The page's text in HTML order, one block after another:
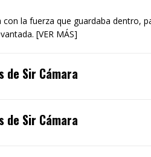
con la fuerza que guardaba dentro,
[VER MÁS]
de Sir Cámara
de Sir Cámara